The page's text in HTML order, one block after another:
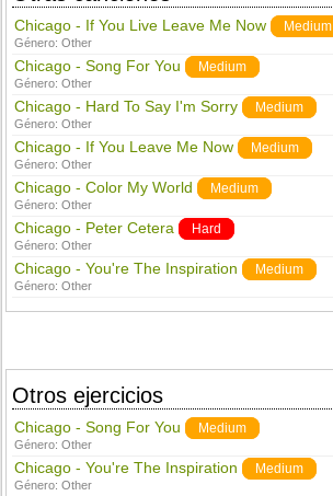
Chicago - If You Live Leave Me Now Medium
Género:Other
Chicago - Song For You Medium
Género:Other
Chicago - Hard To Say I'm Sorry Medium
Género:Other
Chicago - If You Leave Me Now Medium
Género:Other
Chicago - Color My World Medium
Género:Other
Chicago - Peter Cetera Hard
Género:Other
Chicago - You're The Inspiration Medium
Género:Other
Otros ejercicios
Chicago - Song For You Medium
Género:Other
Chicago - You're The Inspiration Medium
Género:Other